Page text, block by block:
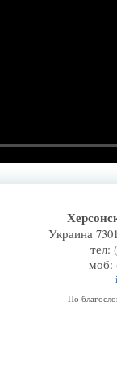
Украина
тел:
моб:
По